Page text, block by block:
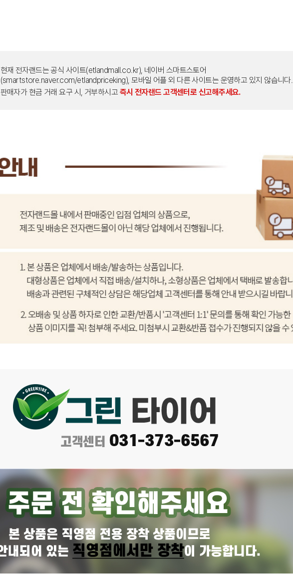
현재 전자랜드는 공식 사이트(etlandmall.co.kr), 네이버 스마트스토어
(smartstore.naver.com/etlandpriceking), 모바일 어플 외 다른 사이트는 운영하고 있지 않습니다.
판매자가 현금 거래 요구 시, 거부하시고 즉시 전자랜드 고객센터로 신고해주세요.